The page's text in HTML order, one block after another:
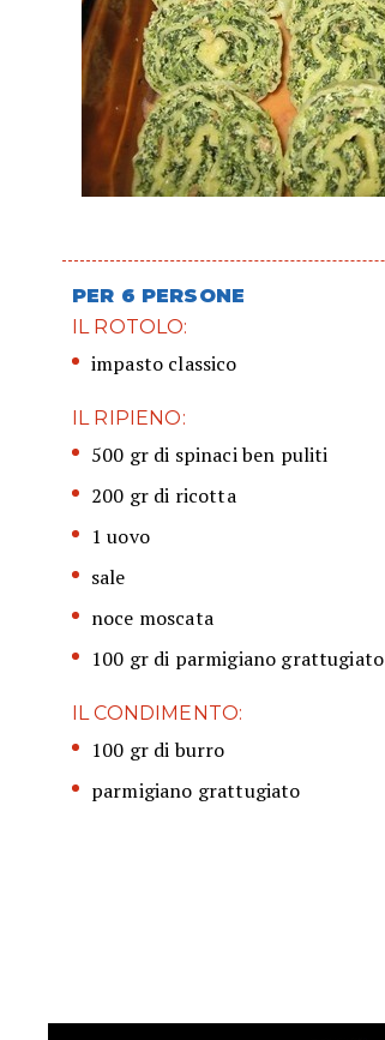
PER 6 PERSONE
IL ROTOLO:
impasto classico
IL RIPIENO:
500 gr di spinaci ben puliti
200 gr di ricotta
1 uovo
sale
noce moscata
100 gr di parmigiano grattugiato
IL CONDIMENTO:
100 gr di burro
parmigiano grattugiato